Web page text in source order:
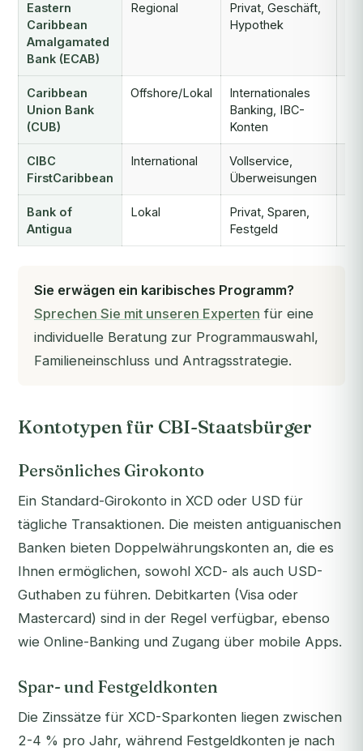
Eastern
Caribbean
Amalgamated
Bank (ECAB)
Regional
Privat, Geschäft,
Hypothek
Caribbean
Union Bank
(CUB)
Offshore/Lokal
Internationales
Banking, IBC-
Konten
CIBC
FirstCaribbean
International
Vollservice,
Überweisungen
Bank of
Antigua
Lokal
Privat, Sparen,
Festgeld
Sie erwägen ein karibisches Programm?
Sprechen Sie mit unseren Experten für eine
individuelle Beratung zur Programmauswahl,
Familieneinschluss und Antragsstrategie.
Kontotypen für CBI-Staatsbürger
Persönliches Girokonto
Ein Standard-Girokonto in XCD oder USD für
tägliche Transaktionen. Die meisten antiguanischen
Banken bieten Doppelwährungskonten an, die es
Ihnen ermöglichen, sowohl XCD- als auch USD-
Guthaben zu führen. Debitkarten (Visa oder
Mastercard) sind in der Regel verfügbar, ebenso
wie Online-Banking und Zugang über mobile Apps.
Spar- und Festgeldkonten
Die Zinssätze für XCD-Sparkonten liegen zwischen
2-4 % pro Jahr, während Festgeldkonten je nach